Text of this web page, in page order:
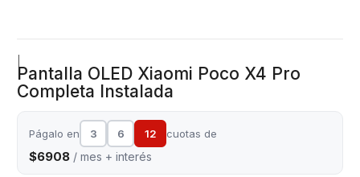
Pantalla OLED Xiaomi Poco X4 Pro
Completa Instalada
Págalo en 3 6 12 cuotas de
$6908 / mes + interés